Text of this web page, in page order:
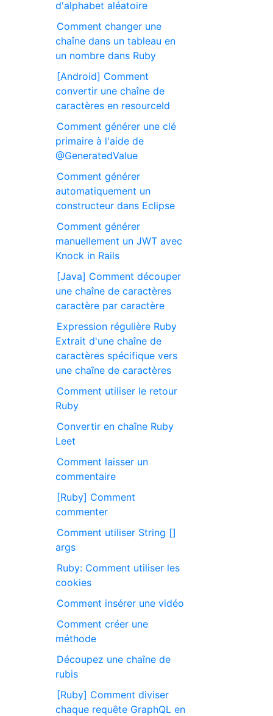
d'alphabet aléatoire
Comment changer une
chaîne dans un tableau en
un nombre dans Ruby
[Android] Comment
convertir une chaîne de
caractères en resourceId
Comment générer une clé
primaire à l'aide de
@GeneratedValue
Comment générer
automatiquement un
constructeur dans Eclipse
Comment générer
manuellement un JWT avec
Knock in Rails
[Java] Comment découper
une chaîne de caractères
caractère par caractère
Expression régulière Ruby
Extrait d'une chaîne de
caractères spécifique vers
une chaîne de caractères
Comment utiliser le retour
Ruby
Convertir en chaîne Ruby
Leet
Comment laisser un
commentaire
[Ruby] Comment
commenter
Comment utiliser String []
args
Ruby: Comment utiliser les
cookies
Comment insérer une vidéo
Comment créer une
méthode
Découpez une chaîne de
rubis
[Ruby] Comment diviser
chaque requête GraphQL en